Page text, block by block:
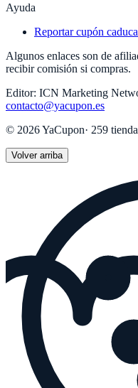
Ayuda
Reportar cupón
Algunos enlaces son de
recibir comisión si compras.
Editor: ICN Marketing
contacto@yacupon.es
© 2026YaCupon· 259
Volver arriba